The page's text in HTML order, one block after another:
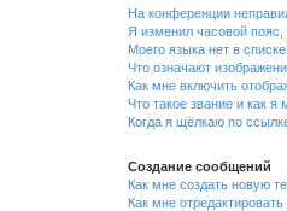
На конференции
Я изменил часовой
Моего языка нет в списке!
Что означают
Как мне включить
Что такое звание и как я
Когда я щёлкаю по
Создание сообщений
Как мне создать новую
Как мне